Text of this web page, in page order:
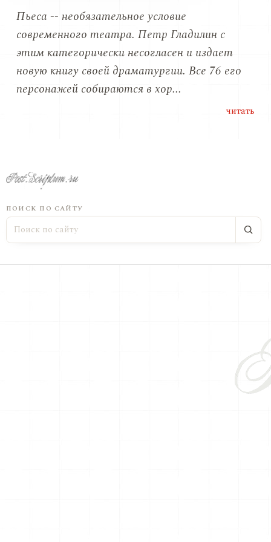
Пьеса -- необязательное условие
современного театра. Петр Гладилин с
этим категорически несогласен и издает
новую книгу своей драматургии. Все 76 его
персонажей собираются в хор...
читать
ПОИСК ПО САЙТУ